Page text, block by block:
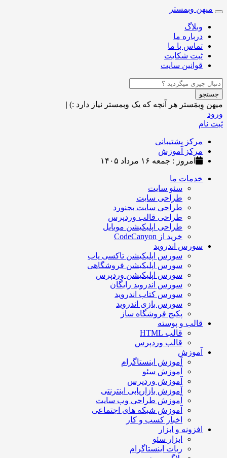
Toggle
navigation
میهن وبمستر
وبلاگ
درباره ما
تماس با ما
ثبت شکایت
قوانین سایت
جستجو
میهن وِبمَستر هر آنچه که یک وبمستر نیاز دارد :) |
ورود
ثبت نام
مرکز پشتیبانی
مرکز آموزش
امروز : جمعه ۱۶ مرداد ۱۴۰۵
خدمات ما
سئو سایت
طراحی سایت
طراحی سایت بجنورد
طراحی قالب وردپرس
طراحی اپلیکیشن موبایل
خرید از CodeCanyon
سورس اندروید
سورس اپلیکیشن تاکسی یاب
سورس اپلیکیشن فروشگاهی
سورس اپلیکیشن وردپرس
سورس اندروید رایگان
سورس کتاب اندروید
سورس بازی اندروید
پکیج فروشگاه ساز
قالب و پوسته
قالب HTML
قالب وردپرس
آموزش
آموزش اینستاگرام
آموزش سئو
آموزش وردپرس
آموزش بازاریابی اینترنتی
آموزش طراحی وب سایت
آموزش شبکه های اجتماعی
اخبار کسب و کار
افزونه و ابزار
ابزار سئو
ربات اینستاگرام